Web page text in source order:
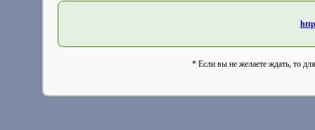
* Если вы не желаете ждать, то